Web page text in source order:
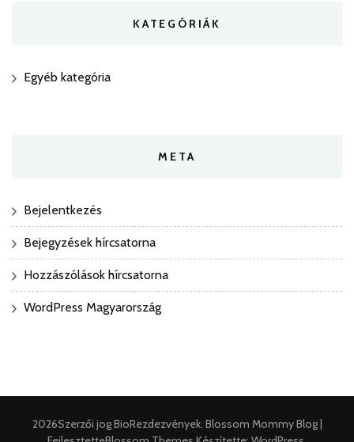
KATEGÓRIÁK
Egyéb kategória
META
Bejelentkezés
Bejegyzések hírcsatorna
Hozzászólások hírcsatorna
WordPress Magyarország
2026Szerzői jogBioRezdezvények. Blossom Mommy Blog |